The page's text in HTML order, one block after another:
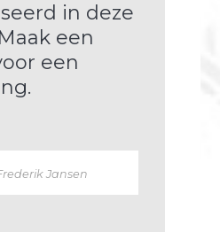
in deze
een
een